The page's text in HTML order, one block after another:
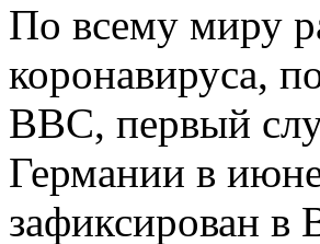
По всему миру
коронавируса,
BBC, первый
Германии в
зафиксирован